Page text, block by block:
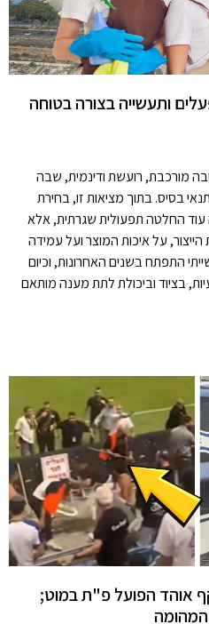
ותעשייה בצורה בטוחה
מורכבת, רועשת ודינמית, שבה
בסיס. בתוך מציאות זו, בחירת
עוד החלטה תפעולית שגרתית, אלא
על איכות המוצר ועל עמידה
התפתח בשנים האחרונות, וכיום
בציוד וביכולת לתת מענה מותאם
אוהד הפועל פ"ת במוט;